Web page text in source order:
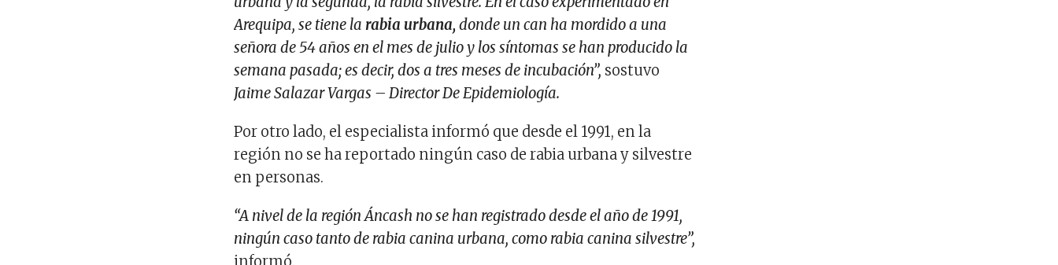
Arequipa, se tiene la rabia urbana, donde un can ha mordido a una
señora de 54 años en el mes de julio y los síntomas se han producido la
semana pasada; es decir, dos a tres meses de incubación”, sostuvo
Jaime Salazar Vargas – Director De Epidemiología.
Por otro lado, el especialista informó que desde el 1991, en la
región no se ha reportado ningún caso de rabia urbana y silvestre
en personas.
“A nivel de la región Áncash no se han registrado desde el año de 1991,
ningún caso tanto de rabia canina urbana, como rabia canina silvestre”,